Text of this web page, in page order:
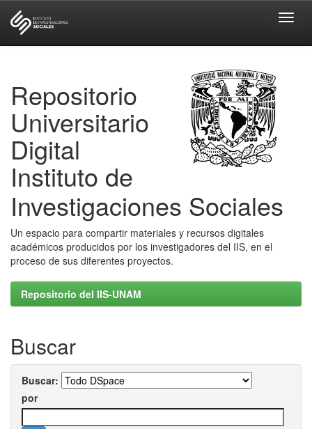
Repositorio
Universitario
Digital
Instituto de
Investigaciones Sociales
Un espacio para compartir materiales y recursos digitales
académicos producidos por los investigadores del IIS, en el
proceso de sus diferentes proyectos.
Repositorio del IIS-UNAM
Buscar
Buscar:
por